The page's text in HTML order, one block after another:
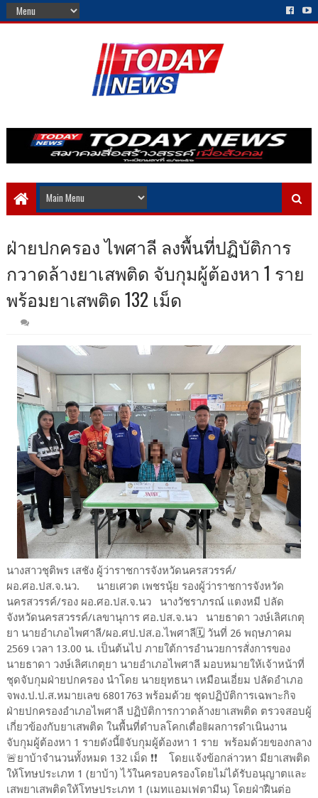
ฝ่ายปกครอง ไพศาลี ลงพื้นที่ปฏิบัติการ
กวาดล้างยาเสพติด จับกุมผู้ต้องหา 1 ราย
พร้อมยาเสพติด 132 เม็ด
นางสาวชุติพร เสชัง ผู้ว่าราชการจังหวัดนครสวรรค์/
ผอ.ศอ.ปส.จ.นว. นายเศวต เพชรนุ้ย รองผู้ว่าราชการจังหวัด
นครสวรรค์/รอง ผอ.ศอ.ปส.จ.นว นางวัชราภรณ์ แตงหมี ปลัด
จังหวัดนครสวรรค์/เลขานุการ ศอ.ปส.จ.นว นายธาดา วงษ์เลิศเกตุ
ยา นายอำเภอไพศาลี/ผอ.ศป.ปส.อ.ไพศาลี🗓️ วันที่ 26 พฤษภาคม
2569 เวลา 13.00 น. เป็นต้นไป ภายใต้การอำนวยการสั่งการของ
นายธาดา วงษ์เลิศเกตุยา นายอำเภอไพศาลี มอบหมายให้เจ้าหน้าที่
ชุดจับกุมฝ่ายปกครอง นำโดย นายยุทธนา เหมือนเอี่ยม ปลัดอำเภอ
จพง.ป.ป.ส.หมายเลข 6801763 พร้อมด้วย ชุดปฏิบัติการเฉพาะกิจ
ฝ่ายปกครองอำเภอไพศาลี ปฏิบัติการกวาดล้างยาเสพติด ตรวจสอบผู้
เกี่ยวข้องกับยาเสพติด ในพื้นที่ตำบลโคกเดื่อ🚦ผลการดำเนินงาน
จับกุมผู้ต้องหา 1 รายดังนี้🚦จับกุมผู้ต้องหา 1 ราย พร้อมด้วยของกลาง
🚨ยาบ้าจำนวนทั้งหมด 132 เม็ด ❗️❗️ โดยแจ้งข้อกล่าวหา มียาเสพติด
ให้โทษประเภท 1 (ยาบ้า) ไว้ในครอบครองโดยไม่ได้รับอนุญาตและ
เสพยาเสพติดให้โทษประเภท 1 (เมทแอมเฟตามีน) โดยฝ่าฝืนต่อ